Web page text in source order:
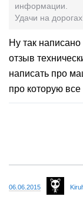
информации.
Удачи на
Ну так
отзыв
написать про
про которую все
06.06.2015